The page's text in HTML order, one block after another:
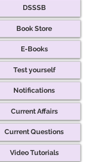
DSSSB
Book Store
E-Books
Test yourself
Notifications
Current Affairs
Current Questions
Video Tutorials